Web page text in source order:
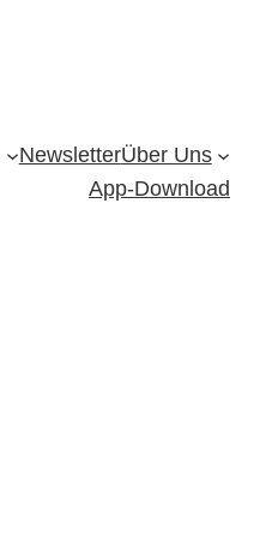
NewsletterÜber Uns
App-Download